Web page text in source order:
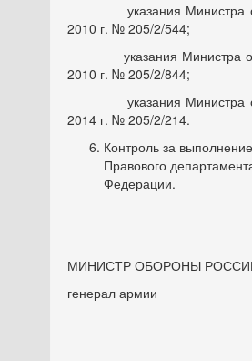
указания Министра
2010 г. № 205/2/544;
указания Министра
2010 г. № 205/2/844;
указания Министра
2014 г. № 205/2/214.
Контроль за
Правового
Федерации.
МИНИСТР ОБОРОНЫ
генерал армии